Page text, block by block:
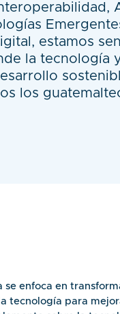
estamos
la tecnología
los
se enfoca en
tecnología para